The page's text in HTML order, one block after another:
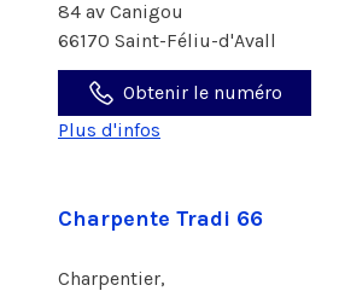
84 av Canigou
66170 Saint-Féliu-d'Avall
Obtenir le numéro
Plus d'infos
Charpente Tradi 66
Charpentier,